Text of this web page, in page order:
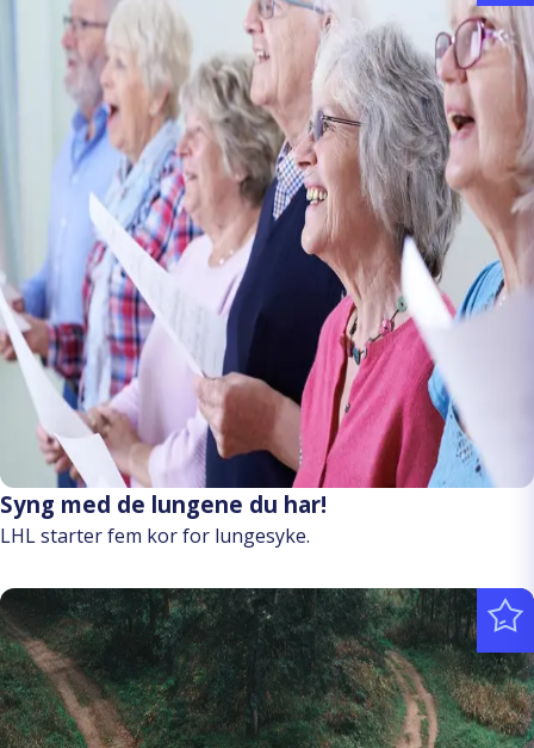
Syng med de lungene du har!
LHL starter fem kor for lungesyke.